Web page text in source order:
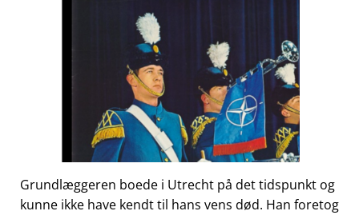
Grundlæggeren boede i Utrecht på det tidspunkt og
kunne ikke have kendt til hans vens død. Han foretog